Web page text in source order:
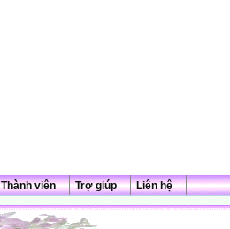
Thành viên Trợ giúp Liên hệ